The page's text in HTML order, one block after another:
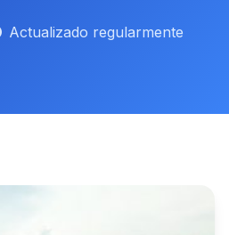
Actualizado regularmente